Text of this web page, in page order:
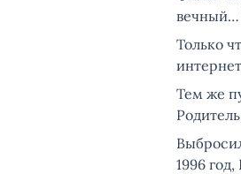
вечный…
Только
Тем же
1996